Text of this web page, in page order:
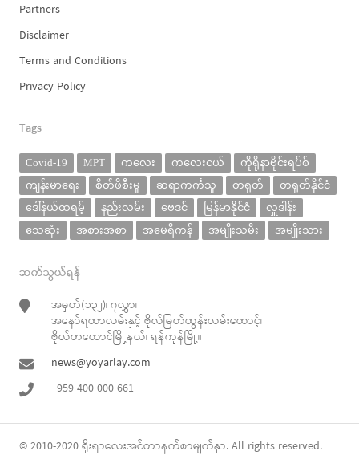
Partners
Disclaimer
Terms and Conditions
Privacy Policy
Tags
Covid-19 MPT ကလေး ကလေးငယ်
ကိုရိုနာဗိုင်းရပ်စ်
ကျန်းမာရေး
စိတ်ဖိစီးမှု ဆရာကင်္ကသူ တရုတ်
တရုတ်နိုင်ငံ
ဒေါ်နယ်ထရမ့်
နည်းလမ်း ဗေဒင် မြန်မာနိုင်ငံ
လှူဒါန်း
သေဆုံး
အစားအစာ အမေရိကန် အမျိုးသမီး အမျိုးသား
ဆက်သွယ်ရန်
အမှတ်(၁၃၂)၊ ၇လွှာ၊
အနော်ရထာလမ်းနှင့် ဗိုလ်မြတ်ထွန်းလမ်းထောင့်၊
ဗိုလ်တထောင်မြို့နယ်၊ ရန်ကုန်မြို့။
news@yoyarlay.com
+959 400 000 661
© 2010-2020ရိုးရာလေးအင်တာနက်စာမျက်နှာ. All rights reserved.